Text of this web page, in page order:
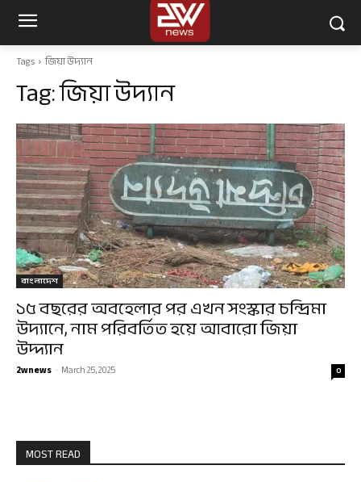
Tags জিয়া উদ্যান
Tag:জিয়া উদ্যান
বাংলাদেশ
১৫ বছরের অবহেলার পর এখন সংস্কার চন্দ্রিমা
উদ্যানে, নাম পরিবর্তিত হয়ে আবারো জিয়া
উদ্দ্যান
2wnews - March 25, 2025 0
MOST READ